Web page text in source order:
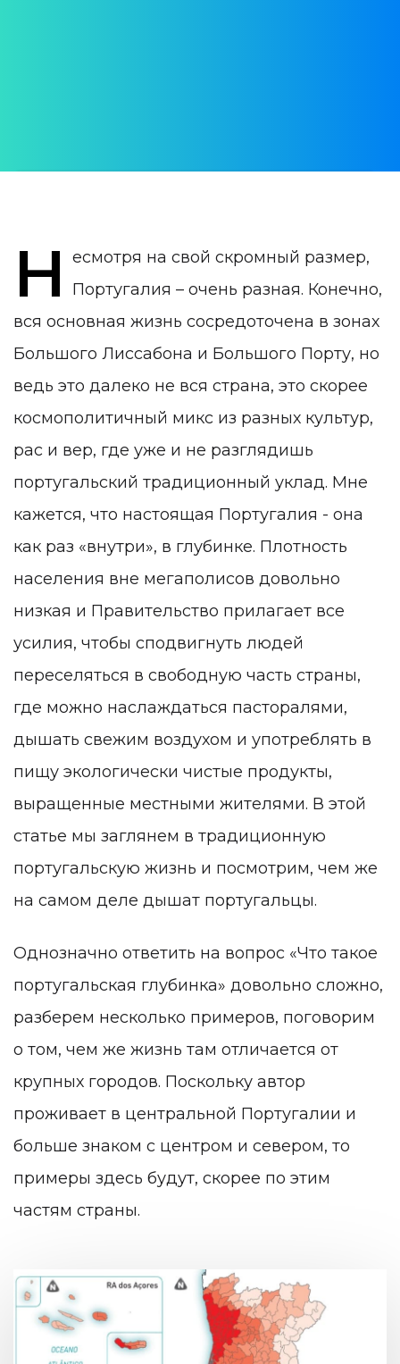
Н
есмотря на свой скромный размер,
Португалия – очень разная. Конечно,
вся основная жизнь сосредоточена в зонах
Большого Лиссабона и Большого Порту, но
ведь это далеко не вся страна, это скорее
космополитичный микс из разных культур,
рас и вер, где уже и не разглядишь
португальский традиционный уклад. Мне
кажется, что настоящая Португалия - она
как раз «внутри», в глубинке. Плотность
населения вне мегаполисов довольно
низкая и Правительство прилагает все
усилия, чтобы сподвигнуть людей
переселяться в свободную часть страны,
где можно наслаждаться пасторалями,
дышать свежим воздухом и употреблять в
пищу экологически чистые продукты,
выращенные местными жителями. В этой
статье мы заглянем в традиционную
португальскую жизнь и посмотрим, чем же
на самом деле дышат португальцы.
Однозначно ответить на вопрос «Что такое
португальская глубинка» довольно сложно,
разберем несколько примеров, поговорим
о том, чем же жизнь там отличается от
крупных городов. Поскольку автор
проживает в центральной Португалии и
больше знаком с центром и севером, то
примеры здесь будут, скорее по этим
частям страны.